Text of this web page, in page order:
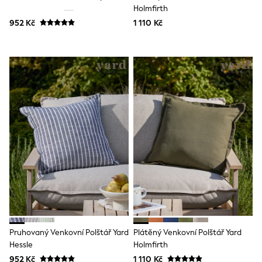
THE SET
50 - 92cm
140 - 174cm
All Clothing
T-Shirts
Dresses
Shorts & Skirts
Coats & Jackets
Sweatshirts & Hoodies
Knitwear
Sets & Outfits
Tops
Nightwear & Pyjamas
Trousers & Leggings
Shirts & Blouses
Swimwear
Jeans
Jumpsuits & Playsuits
952 Kč
Holmfirth
1 110 Kč
Pruhovaný Venkovní Polštář Yard
Hessle
952 Kč
Plátěný Venkovní Polštář Yard
Holmfirth
1 110 Kč